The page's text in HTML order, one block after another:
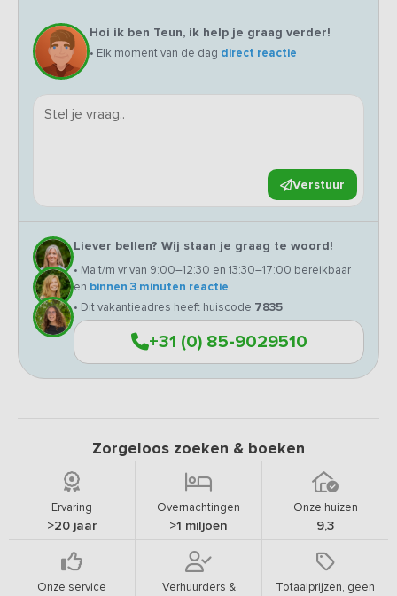
Hoi ik ben Teun, ik help je graag verder!
• Elk moment van de dag direct reactie
Verstuur
Liever bellen? Wij staan je graag te woord!
• Ma t/m vr van 9:00–12:30 en 13:30–17:00 bereikbaar
en binnen 3 minuten reactie
• Dit vakantieadres heeft huiscode 7835
+31 (0) 85-9029510
Zorgeloos zoeken & boeken
Ervaring
>20 jaar
Overnachtingen
>1 miljoen
Onze huizen
9,3
Onze service
Verhuurders &
Totaalprijzen, geen